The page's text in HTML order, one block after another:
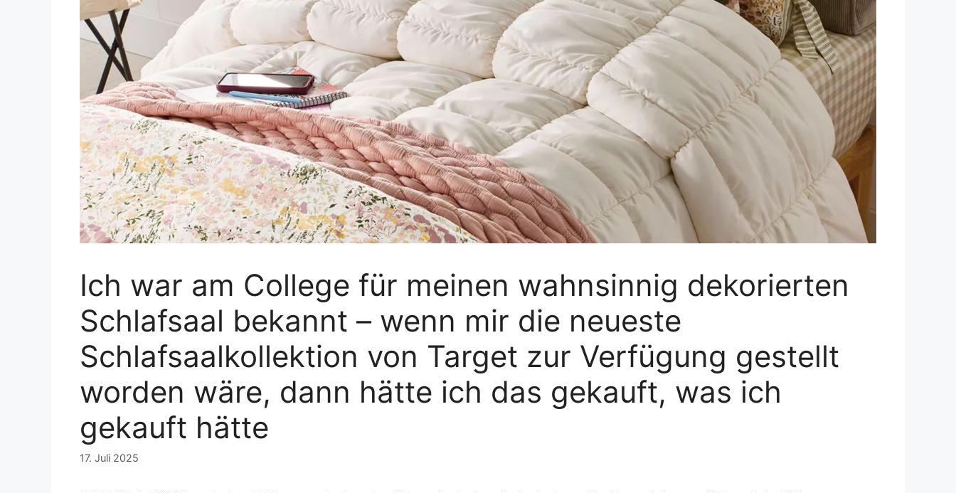
Ich war am College für meinen wahnsinnig dekorierten
Schlafsaal bekannt – wenn mir die neueste
Schlafsaalkollektion von Target zur Verfügung gestellt
worden wäre, dann hätte ich das gekauft, was ich
gekauft hätte
17. Juli 2025